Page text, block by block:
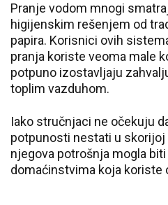
Pranje vodom mnogi
higijenskim rešenjem od
papira. Korisnici ovih
pranja koriste veoma male
potpuno izostavljaju
toplim vazduhom.
Iako stručnjaci ne očekuju
potpunosti nestati u skorijoj
njegova potrošnja mogla
domaćinstvima koja koriste